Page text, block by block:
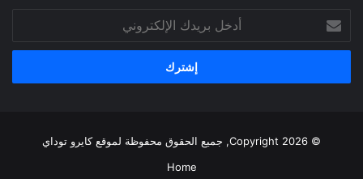
بريدك
الإلكتروني
© Copyright 2026, جميع الحقوق محفوظة لموقع
كايرو توداي
Home